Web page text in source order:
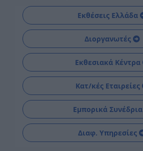
Εκθέσεις Ελλάδα
Διοργανωτές
Εκθεσιακά Κέντρα
Κατ/κές Εταιρείες
Εμπορικά Συνέδρια
Διαφ. Υπηρεσίες